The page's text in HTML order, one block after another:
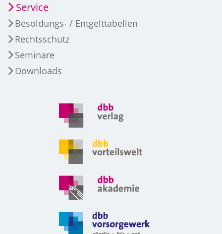
Service
Besoldungs- / Entgelttabellen
Rechtsschutz
Seminare
Downloads